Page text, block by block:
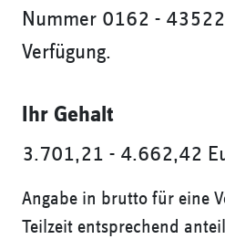
Nummer 0162 -
Verfügung.
Ihr Gehalt
3.701,21 - 4.662,42
Angabe in brutto für eine
Teilzeit entsprechend